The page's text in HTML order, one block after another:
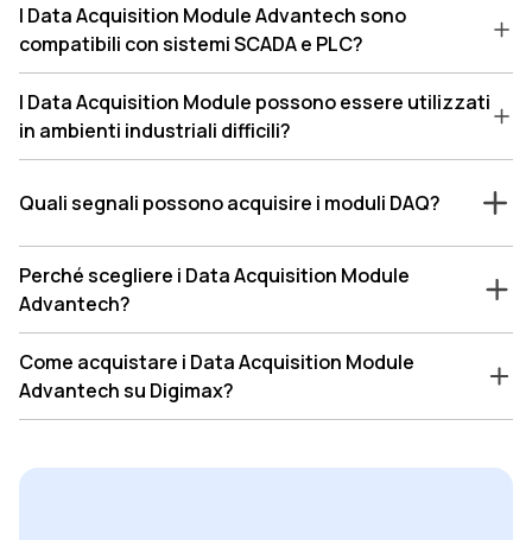
I Data Acquisition Module Advantech sono
compatibili con sistemi SCADA e PLC?
I Data Acquisition Module possono essere utilizzati
in ambienti industriali difficili?
Quali segnali possono acquisire i moduli DAQ?
Perché scegliere i Data Acquisition Module
Advantech?
Come acquistare i Data Acquisition Module
Advantech su Digimax?